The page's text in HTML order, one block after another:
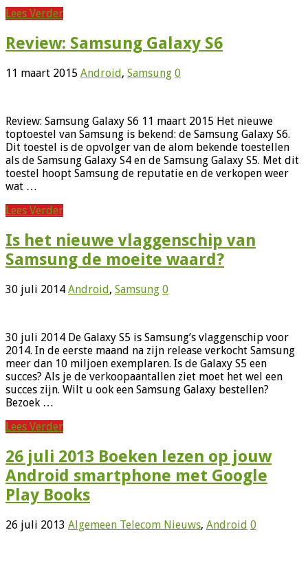
Lees Verder
Review: Samsung Galaxy S6
11 maart 2015 Android , Samsung 0
Review: Samsung Galaxy S6 11 maart 2015 Het nieuwe
toptoestel van Samsung is bekend: de Samsung Galaxy S6.
Dit toestel is de opvolger van de alom bekende toestellen
als de Samsung Galaxy S4 en de Samsung Galaxy S5. Met dit
toestel hoopt Samsung de reputatie en de verkopen weer
wat …
Lees Verder
Is het nieuwe vlaggenschip van
Samsung de moeite waard?
30 juli 2014 Android, Samsung 0
30 juli 2014 De Galaxy S5 is Samsung’s vlaggenschip voor
2014. In de eerste maand na zijn release verkocht Samsung
meer dan 10 miljoen exemplaren. Is de Galaxy S5 een
succes? Als je de verkoopaantallen ziet moet het wel een
succes zijn. Wilt u ook een Samsung Galaxy bestellen?
Bezoek …
Lees Verder
26 juli 2013 Boeken lezen op jouw
Android smartphone met Google
Play Books
26 juli 2013 Algemeen Telecom Nieuws, Android 0